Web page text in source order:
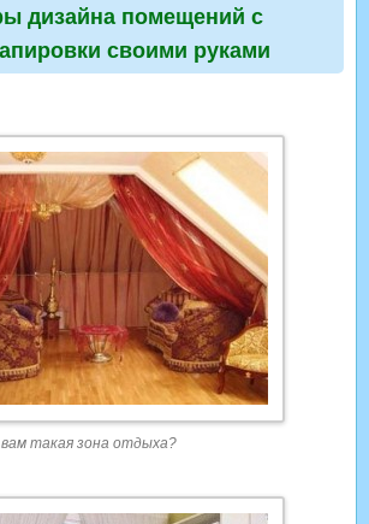
дизайна помещений с
своими руками
вам такая зона отдыха?